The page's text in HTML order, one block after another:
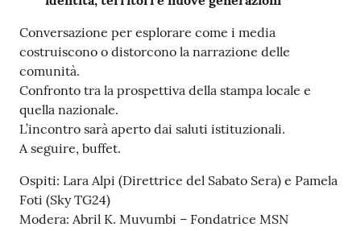
Conversazione per esplorare come i media
costruiscono o distorcono la narrazione delle
comunità.
Confronto tra la prospettiva della stampa locale e
quella nazionale.
L’incontro sarà aperto dai saluti istituzionali.
A seguire, buffet.
Ospiti: Lara Alpi (Direttrice del Sabato Sera) e Pamela
Foti (Sky TG24)
Modera: Abril K. Muvumbi – Fondatrice MSN